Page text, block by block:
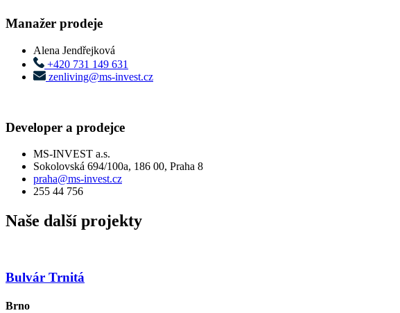
Manažer prodeje
Alena Jendřejková
+420 731 149 631
zenliving@ms-invest.cz
Developer a prodejce
MS-INVEST a.s.
Sokolovská 694/100a, 186 00, Praha 8
praha@ms-invest.cz
255 44 756
Naše další projekty
Bulvár Trnitá
Brno